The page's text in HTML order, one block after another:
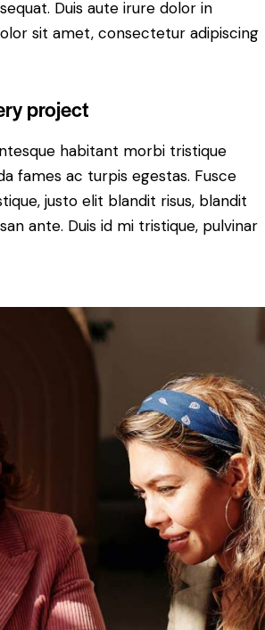
Duis aute irure dolor in
sit amet, consectetur adipiscing
project
habitant morbi tristique
fames ac turpis egestas. Fusce
justo elit blandit risus, blandit
ante. Duis id mi tristique, pulvinar